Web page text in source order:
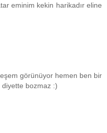
eminim kekin harikadır eline
görünüyor hemen ben bir
diyette bozmaz :)